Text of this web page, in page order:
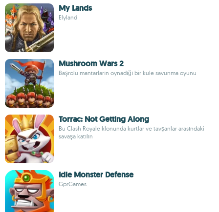
My Lands
Elyland
Mushroom Wars 2
Başrolü mantarların oynadığı bir kule savunma oyunu
Torrac: Not Getting Along
Bu Clash Royale klonunda kurtlar ve tavşanlar arasındaki
savaşa katılın
Idle Monster Defense
GprGames